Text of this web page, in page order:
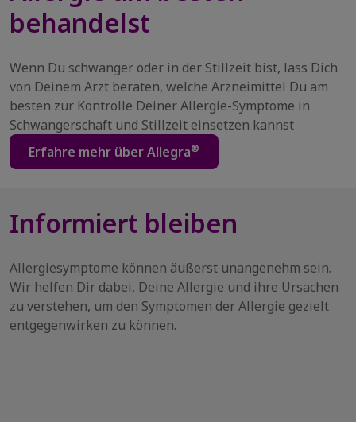
behandelst
Wenn Du schwanger oder in der Stillzeit bist, lass Dich
von Deinem Arzt beraten, welche Arzneimittel Du am
besten zur Kontrolle Deiner Allergie-Symptome in
Schwangerschaft und Stillzeit einsetzen kannst
Erfahre mehr über Allegra®
Informiert bleiben
Allergiesymptome können äußerst unangenehm sein.
Wir helfen Dir dabei, Deine Allergie und ihre Ursachen
zu verstehen, um den Symptomen der Allergie gezielt
entgegenwirken zu können.